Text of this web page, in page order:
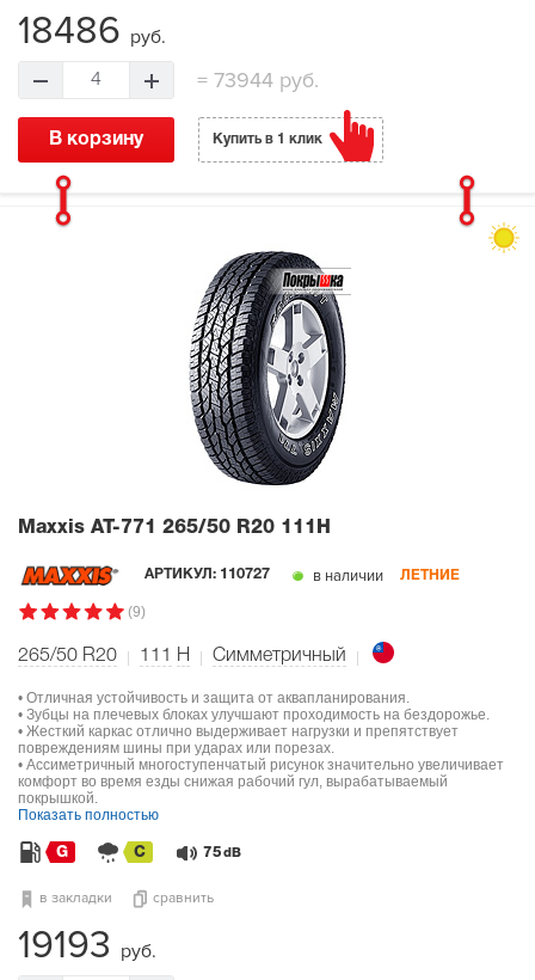
18486 руб.
4 =73944 руб.
В корзину Купить в 1 клик
Maxxis AT-771 265/50 R20 111H
АРТИКУЛ: 110727 в наличии ЛЕТНИЕ
(9)
265/50 R20 111 H Симметричный
• Отличная устойчивость и защита от аквапланирования.
• Зубцы на плечевых блоках улучшают проходимость на бездорожье.
• Жесткий каркас отлично выдерживает нагрузки и препятствует
повреждениям шины при ударах или порезах.
• Ассиметричный многоступенчатый рисунок значительно увеличивает
комфорт во время езды снижая рабочий гул, вырабатываемый
покрышкой.
Показать полностью
G C 75 dB
в закладки сравнить
19193 руб.